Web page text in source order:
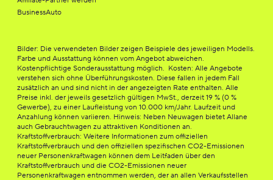
BusinessAuto
Bilder: Die verwendeten Bilder zeigen Beispiele des jeweiligen Modells.
Farbe und Ausstattung können vom Angebot abweichen.
Kostenpflichtige Sonderausstattung möglich. Kosten: Alle Angebote
verstehen sich ohne Überführungskosten. Diese fallen in jedem Fall
zusätzlich an und sind nicht in der angezeigten Rate enthalten. Alle
Preise inkl. der jeweils gesetzlich gültigen MwSt., derzeit 19 % (0 %
Gewerbe), zu einer Laufleistung von 10.000 km/Jahr. Laufzeit und
Anzahlung können variieren. Hinweis: Neben Neuwagen bietet Allane
auch Gebrauchtwagen zu attraktiven Konditionen an.
Kraftstoffverbrauch: Weitere Informationen zum offiziellen
Kraftstoffverbrauch und den offiziellen spezifischen CO2-Emissionen
neuer Personenkraftwagen können dem Leitfaden über den
Kraftstoffverbrauch und die CO2-Emissionen neuer
Personenkraftwagen entnommen werden, der an allen Verkaufsstellen